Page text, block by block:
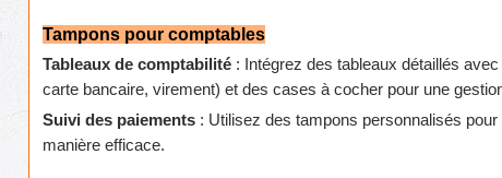
Tampons pour comptables
Tableaux de comptabilité : Intégrez des tableaux détaillés
carte bancaire, virement) et des cases à cocher pour une
Suivi des paiements : Utilisez des tampons personnalisés
manière efficace.